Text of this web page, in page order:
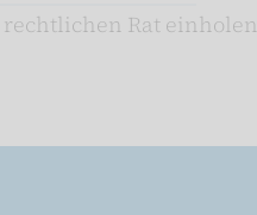
Rat einholen